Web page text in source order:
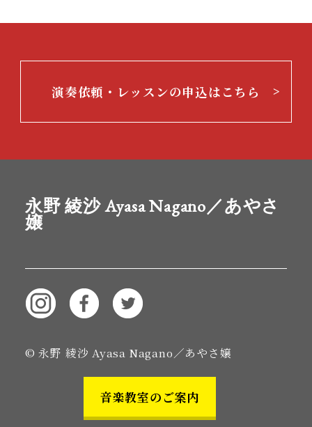
演奏依頼・レッスンの申込はこちら
永野 綾沙 Ayasa Nagano／あやさ
嬢
© 永野 綾沙 Ayasa Nagano／あやさ嬢
音楽教室のご案内